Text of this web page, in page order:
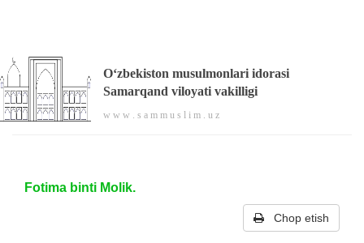
O‘zbekiston musulmonlari idorasi
Samarqand viloyati vakilligi
w w w . s a m m u s l i m . u z
Fotima binti Molik.
Chop etish